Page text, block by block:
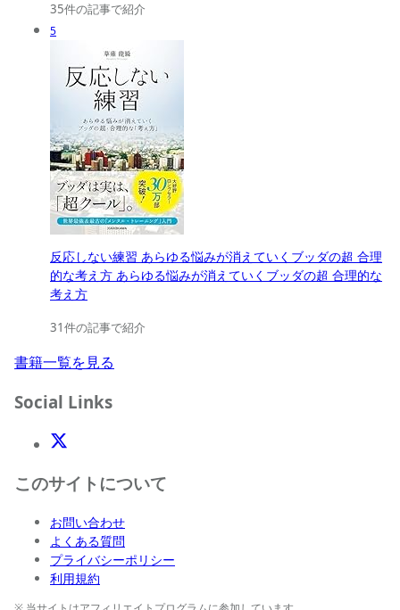
35件の記事で紹介
5
反応しない練習 あらゆる悩みが消えていくブッダの超 合理
的な考え方 あらゆる悩みが消えていくブッダの超 合理的な
考え方
31件の記事で紹介
書籍一覧を見る
Social Links
X(Twitter)
このサイトについて
お問い合わせ
よくある質問
プライバシーポリシー
利用規約